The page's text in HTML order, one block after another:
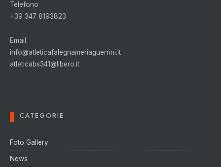
Telefono
+39 347 8193823
Email
info@atleticafalegnameriaguerrini.it
atleticabs341@libero.it
CATEGORIE
Foto Gallery
News